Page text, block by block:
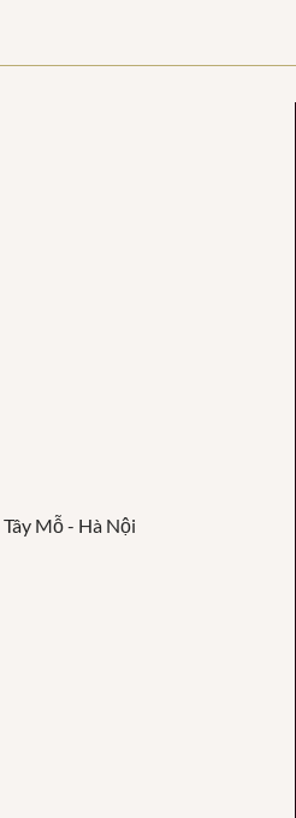
Mỗ - Hà Nội